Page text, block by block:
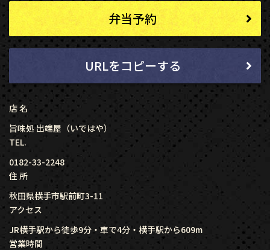
弁当予約
URLをコピーする
店 名
旨味処 出端屋（いではや）
TEL.
0182-33-2248
住 所
秋田県横手市駅前町3-11
アクセス
JR横手駅から徒歩9分・車で4分・横手駅から609m
営業時間